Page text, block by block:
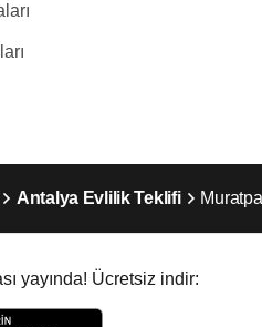
Antalya Evlilik Teklifi
yayında! Ücretsiz indir: